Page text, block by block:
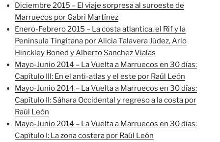
Diciembre 2015 – El viaje sorpresa al suroeste de
Marruecos por Gabri Martínez
Enero-Febrero 2015 – La costa atlantica, el Rif y la
Peninsula Tingitana por Alicia Talavera Júdez, Arlo
Hinckley Boned y Alberto Sanchez Vialas
Mayo-Junio 2014 – La Vuelta a Marruecos en 30 días:
Capítulo III: En el anti-atlas y el este por Raúl León
Mayo-Junio 2014 – La Vuelta a Marruecos en 30 días:
Capítulo II: Sáhara Occidental y regreso a la costa por
Raúl León
Mayo-Junio 2014 – La Vuelta a Marruecos en 30 días:
Capítulo I: La zona costera por Raúl León